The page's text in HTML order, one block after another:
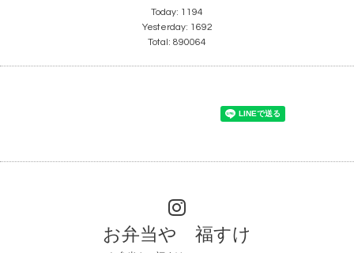
Today: 1194
Yesterday: 1692
Total: 890064
お弁当や 福すけ